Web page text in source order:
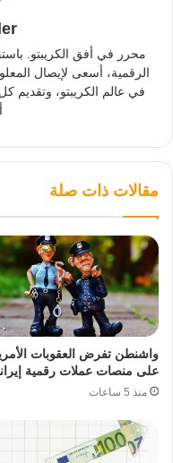
محرر في أفق الكريبتو.
الرقمية، أسعى لإيصال
في عالم الكريبتو، وتقديم
مقالات ذات صلة
واشنطن تفرض العقوبات
على منصات عملات رقمية
منذ 5 ساعات